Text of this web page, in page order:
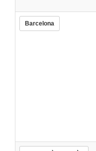
Barcelona